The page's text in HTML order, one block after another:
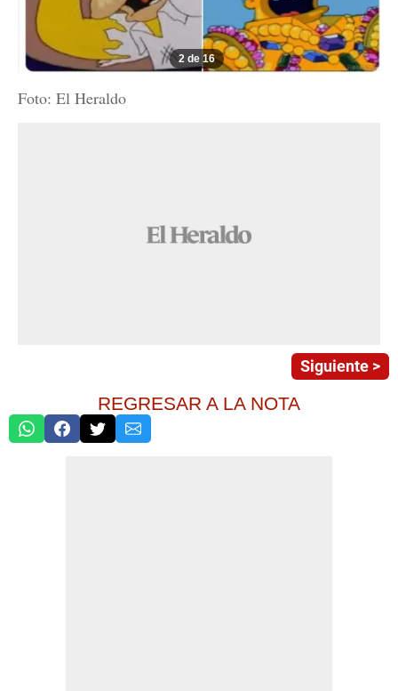
2 de 16
Foto: El Heraldo
Siguiente >
REGRESAR A LA NOTA